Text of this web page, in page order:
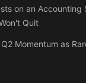
on an
Quit
Momentum as